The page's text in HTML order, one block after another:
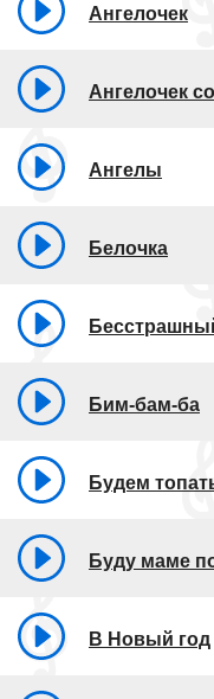
Ангелочек
Ангелочек
Ангелы
Белочка
Бим-бам-ба
Будем
Буду маме
В Новый год